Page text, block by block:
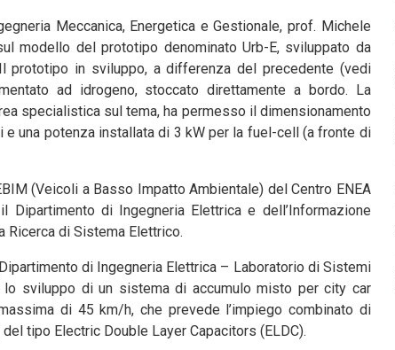
Meccanica, Energetica e Gestionale, prof. Michele
modello del prototipo denominato Urb-E, sviluppato da
prototipo in sviluppo, a differenza del precedente (vedi
ad idrogeno, stoccato direttamente a bordo. La
specialistica sul tema, ha permesso il dimensionamento
una potenza installata di 3 kW per la fuel-cell (a fronte di
(Veicoli a Basso Impatto Ambientale) del Centro ENEA
di Ingegneria Elettrica e dell’Informazione
Ricerca di Sistema Elettrico.
di Ingegneria Elettrica – Laboratorio di Sistemi
lo sviluppo di un sistema di accumulo misto per city car
di 45 km/h, che prevede l’impiego combinato di
tipo Electric Double Layer Capacitors (ELDC).